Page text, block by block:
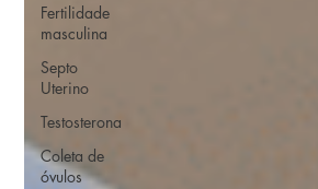
Fertilidade
masculina
Septo
Uterino
Testosterona
Coleta de
óvulos